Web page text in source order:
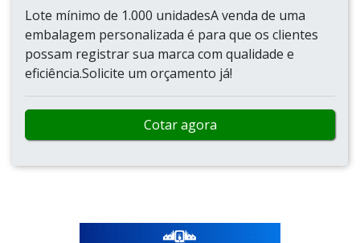
Lote mínimo de 1.000 unidadesA venda de uma
embalagem personalizada é para que os clientes
possam registrar sua marca com qualidade e
eficiência.Solicite um orçamento já!
Cotar agora